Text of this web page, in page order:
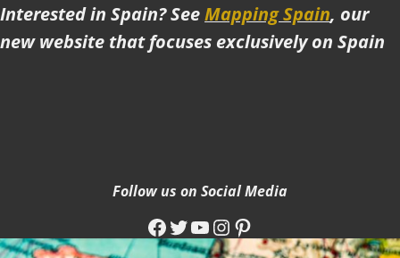
Interested in Spain? SeeMapping Spain, our
new website that focuses exclusively on Spain
Follow us on Social Media
Facebook
Twitter
YouTube
Instagram
Pinterest